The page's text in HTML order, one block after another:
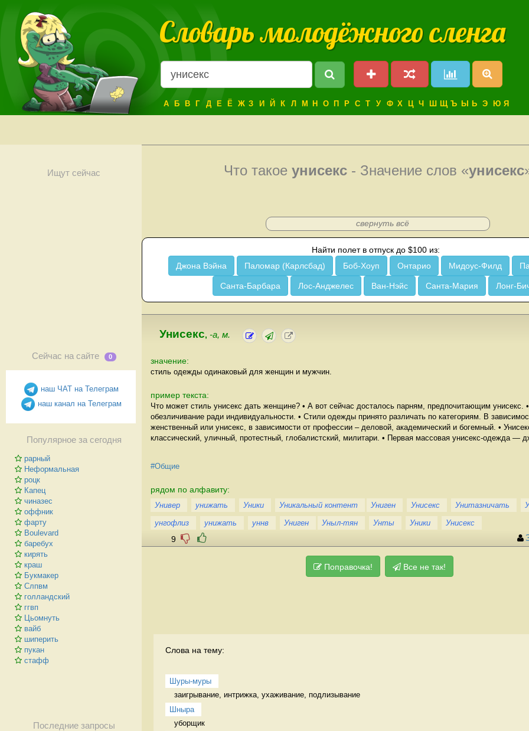
Словарь молодёжного сленга
А Б В Г Д Е Ё Ж З И Й К Л М Н О П Р С Т У Ф Х Ц Ч Ш Щ Ъ Ы Ь Э Ю Я
Ищут сейчас
Сейчас на сайте 0
наш ЧАТ на Телеграм
наш канал на Телеграм
Популярное за сегодня
рарный
Неформальная
роцк
Капец
чиназес
оффник
фарту
Boulevard
баребух
кирять
краш
Букмакер
Слпвм
голландский
ггвп
Цьомнуть
вайб
шиперить
пукан
стафф
Последние запросы
Что такое унисекс - Значение слов «унисекс
свернуть всё
Найти полет в отпуск до $100 из:
Джона Вэйна
Паломар (Карлсбад) Боб-Хоуп Онтарио Мидоус-Филд
Санта-Барбара Лос-Анджелес Ван-Нэйс Санта-Мария Лонг-
Унисекс, -а, м.
значение:
стиль одежды одинаковый для женщин и мужчин.
пример текста:
Что может стиль унисекс дать женщине? • А вот сейчас досталось парням, предпочитающим унисекс.
обезличивание ради индивидуальности. • Стили одежды принято различать по категориям. В
женственный или унисекс, в зависимости от профессии – деловой, академический и богемный. •
классический, уличный, протестный, глобалистский, милитари. • Первая массовая унисекс-одежда —
#Общие
рядом по алфавиту:
Универ унижать Уники Уникальный контент Униген Унисекс Унитазничать
унгофлиз
унижать уннв Униген Уныл-тян Унты Уники Унисекс
9
Поправочка! Все не так!
Слова на тему:
Шуры-муры
заигрывание, интрижка, ухаживание, подлизывание
Шныра
уборщик